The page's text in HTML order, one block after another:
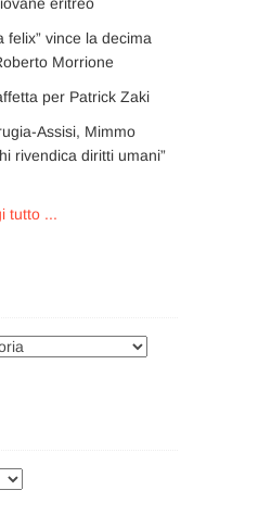
eritreo
felix” vince la decima
Morrione
per Patrick Zaki
Assisi, Mimmo
rivendica diritti umani”
tutto ...